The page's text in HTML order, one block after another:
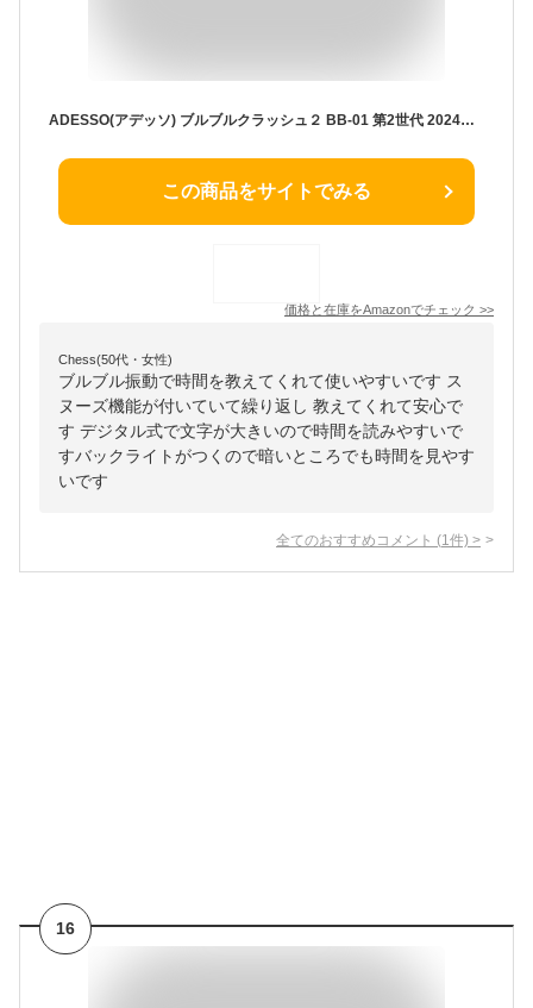
ADESSO(アデッソ) ブルブルクラッシュ２ BB-01 第2世代 2024年モデル 目覚まし時計 振動 デジタル ディープスリーパー ダブルアラーム バックライト スヌーズ機能 ホワイト
この商品をサイトでみる
価格と在庫をAmazonでチェック >>
Chess(50代・女性)
ブルブル振動で時間を教えてくれて使いやすいです ス
ヌーズ機能が付いていて繰り返し 教えてくれて安心で
す デジタル式で文字が大きいので時間を読みやすいで
すバックライトがつくので暗いところでも時間を見やす
いです
全てのおすすめコメント (1 件) >
16